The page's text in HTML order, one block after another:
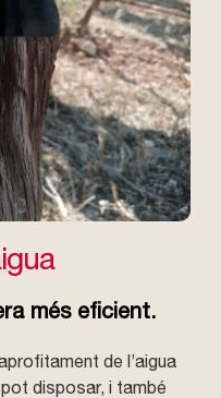
més eficient.
de l’aigua
disposar, i també